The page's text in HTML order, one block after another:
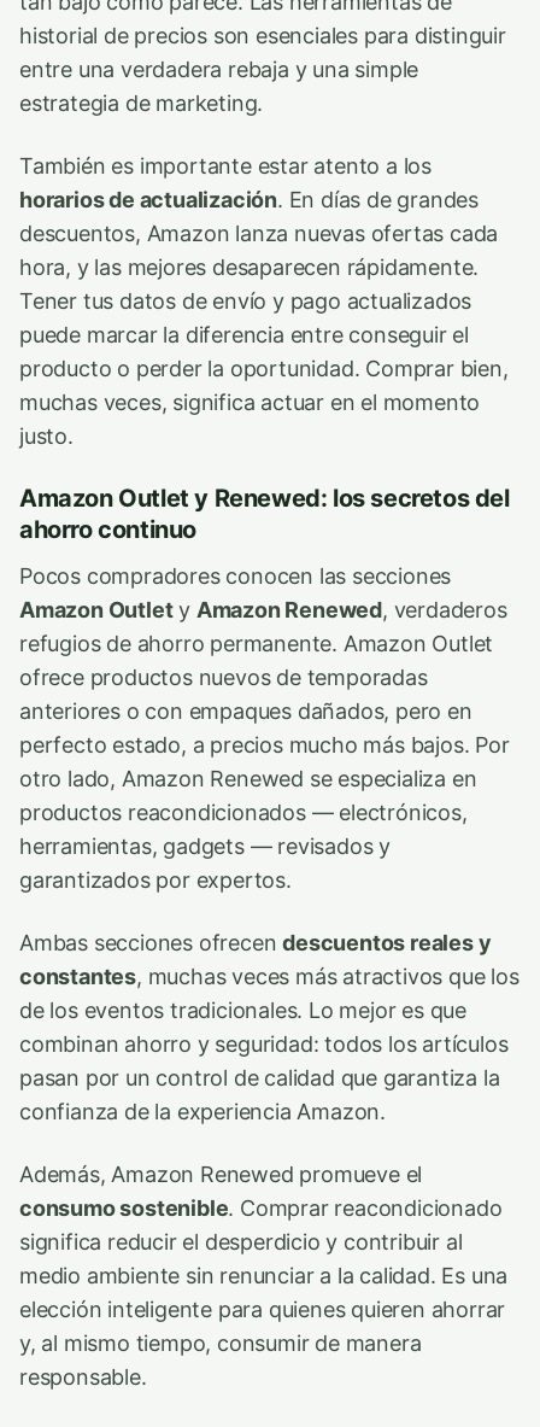
historial de precios son esenciales para distinguir
entre una verdadera rebaja y una simple
estrategia de marketing.
También es importante estar atento a los
horarios de actualización. En días de grandes
descuentos, Amazon lanza nuevas ofertas cada
hora, y las mejores desaparecen rápidamente.
Tener tus datos de envío y pago actualizados
puede marcar la diferencia entre conseguir el
producto o perder la oportunidad. Comprar bien,
muchas veces, significa actuar en el momento
justo.
Amazon Outlet y Renewed: los secretos del
ahorro continuo
Pocos compradores conocen las secciones
Amazon Outlety Amazon Renewed, verdaderos
refugios de ahorro permanente. Amazon Outlet
ofrece productos nuevos de temporadas
anteriores o con empaques dañados, pero en
perfecto estado, a precios mucho más bajos. Por
otro lado, Amazon Renewed se especializa en
productos reacondicionados — electrónicos,
herramientas, gadgets — revisados y
garantizados por expertos.
Ambas secciones ofrecendescuentos reales y
constantes, muchas veces más atractivos que los
de los eventos tradicionales. Lo mejor es que
combinan ahorro y seguridad: todos los artículos
pasan por un control de calidad que garantiza la
confianza de la experiencia Amazon.
Además, Amazon Renewed promueve el
consumo sostenible. Comprar reacondicionado
significa reducir el desperdicio y contribuir al
medio ambiente sin renunciar a la calidad. Es una
elección inteligente para quienes quieren ahorrar
y, al mismo tiempo, consumir de manera
responsable.